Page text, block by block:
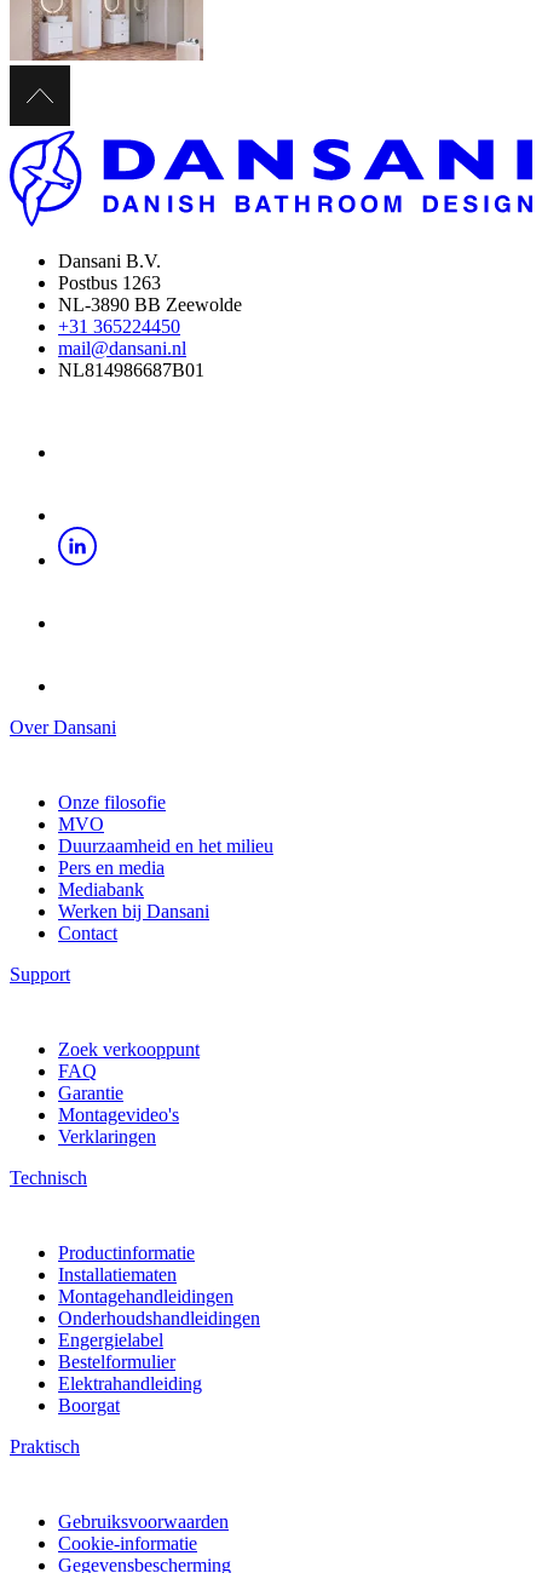
Dansani B.V.
Postbus 1263
NL-3890 BB Zeewolde
+31 365224450
mail@dansani.nl
NL814986687B01
Over Dansani
Onze filosofie
MVO
Duurzaamheid en het milieu
Pers en media
Mediabank
Werken bij Dansani
Contact
Support
Zoek verkooppunt
FAQ
Garantie
Montagevideo's
Verklaringen
Technisch
Productinformatie
Installatiematen
Montagehandleidingen
Onderhoudshandleidingen
Engergielabel
Bestelformulier
Elektrahandleiding
Boorgat
Praktisch
Gebruiksvoorwaarden
Cookie-informatie
Gegevensbescherming